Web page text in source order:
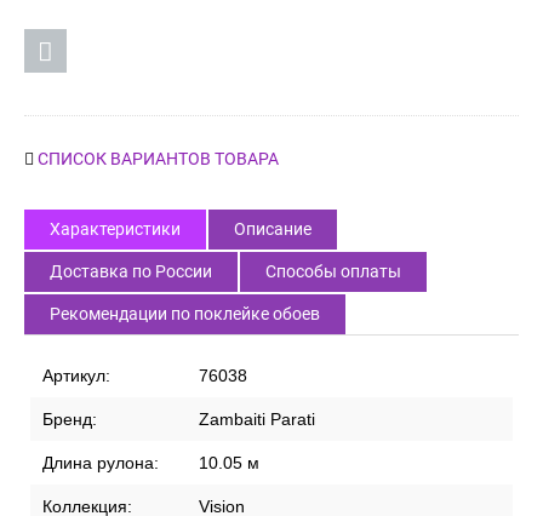
СПИСОК ВАРИАНТОВ ТОВАРА
Характеристики Описание
Доставка по России Способы оплаты
Рекомендации по поклейке обоев
Артикул: 76038
Бренд: Zambaiti Parati
Длина рулона: 10.05 м
Коллекция: Vision